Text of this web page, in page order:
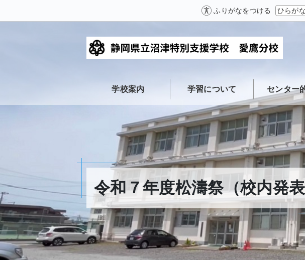
ふりがなをつける ひらがな
学校案内 学習について センター
令和７年度松濤祭（校内発表